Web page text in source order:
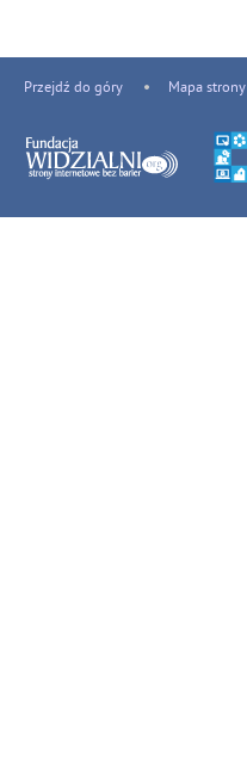
Przejdź do góry Mapa strony